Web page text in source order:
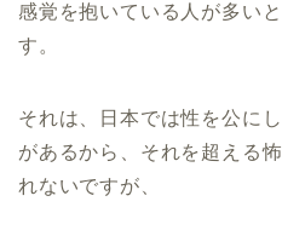
感覚を抱いている人が多い
す。
それは、日本では性を公に
があるから、それを超える
れないですが、